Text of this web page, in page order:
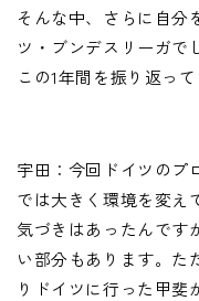
そんな中、さらに自分
ツ・ブンデスリーガで
この1年間を振り返っ
宇田：今回ドイツのプ
では大きく環境を変え
気づきはあったんです
い部分もあります。た
りドイツに行った甲斐